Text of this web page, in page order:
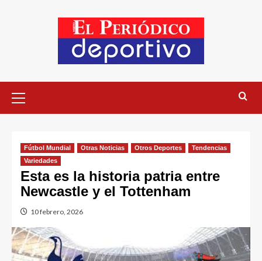
Fútbol Mundial Otras Noticias Otros Deportes
Tendencias
Variedades
Esta es la historia patria entre
Newcastle y el Tottenham
10 febrero, 2026